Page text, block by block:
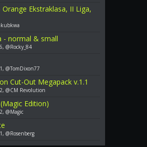
Ekstraklasa, II Liga,
- normal & small
@Rocky_84
@TomDixon77
Cut-Out Megapack v.1.1
@CM Revolution
Edition)
@Magic
@Rosenberg